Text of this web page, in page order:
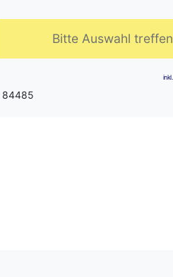
Bitte Auswahl treffen
84485